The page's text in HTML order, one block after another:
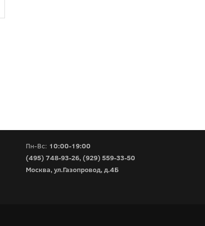
Пн-Вс: 10:00-19:00
(495) 748-93-26, (929) 559-33-50
Москва, ул.Газопровод, д.4Б